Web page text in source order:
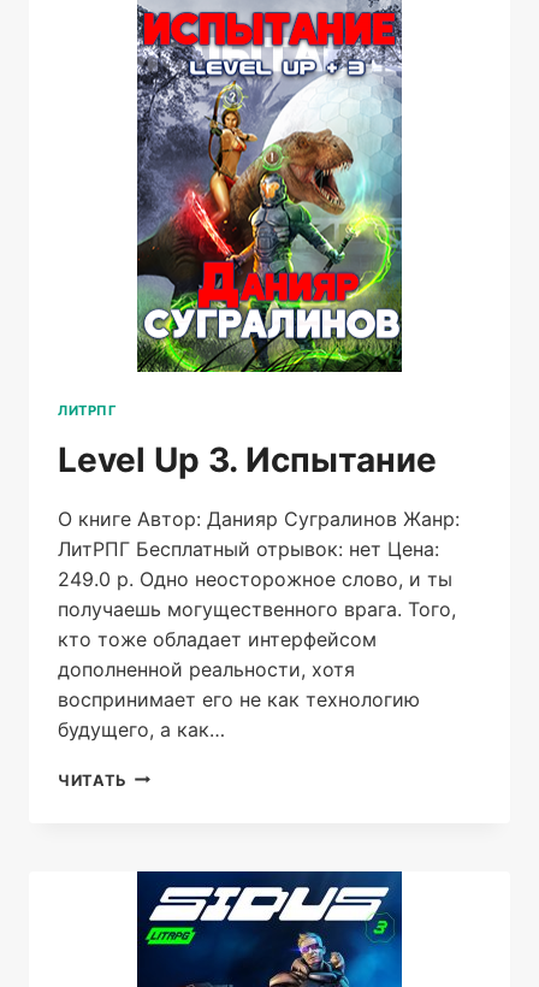
ЛИТРПГ
Level Up 3. Испытание
О книге Автор: Данияр Сугралинов Жанр:
ЛитРПГ Бесплатный отрывок: нет Цена:
249.0 р. Одно неосторожное слово, и ты
получаешь могущественного врага. Того,
кто тоже обладает интерфейсом
дополненной реальности, хотя
воспринимает его не как технологию
будущего, а как…
ЧИТАТЬ LEVEL